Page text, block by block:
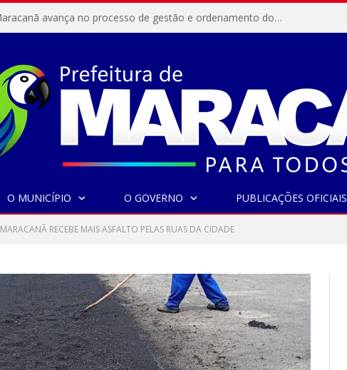
Resex Maracanã avança no processo de gestão e ordenamento do turismo em nossas áreas protegidas.
O MUNICÍPIO O GOVERNO PUBLICAÇÕES OFICIAIS
MARACANÃ RECEBE MAIS ASFALTO PELAS RUAS DA CIDADE